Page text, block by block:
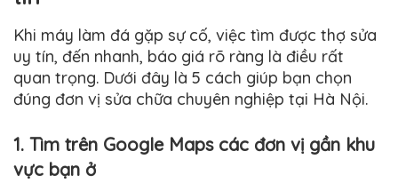
Khi máy làm đá gặp sự cố, việc tìm được thợ sửa
uy tín, đến nhanh, báo giá rõ ràng là điều rất
quan trọng. Dưới đây là 5 cách giúp bạn chọn
đúng đơn vị sửa chữa chuyên nghiệp tại Hà Nội.
1. Tìm trên Google Maps các đơn vị gần khu
vực bạn ở